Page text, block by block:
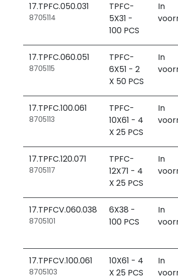
17.TPFC.050.031
8705114
TPFC-
5X31 -
100 PCS
In
17.TPFC.060.051
8705115
TPFC-
6X51 - 2
X 50 PCS
In
17.TPFC.100.061
8705113
TPFC-
10X61 - 4
X 25 PCS
In
17.TPFC.120.071
8705117
TPFC-
12X71 - 4
X 25 PCS
In
17.TPFCV.060.038
8705101
6X38 -
100 PCS
In
17.TPFCV.100.061
8705103
10X61 - 4
X 25 PCS
In